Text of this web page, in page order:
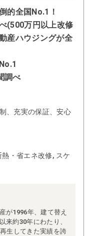
的全国No.1！
(500万円以上改修
産ハウジングが全
調べ
、充実の保証、安心
・省エネ改修, スケ
が1996年、建て替え
来約30年にわたり、
生してきた実績を誇